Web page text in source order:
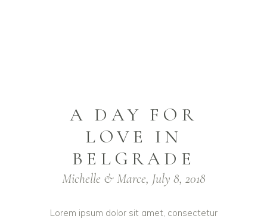
A DAY FOR
LOVE IN
BELGRADE
Michelle & Marce, July 8, 2018
Lorem ipsum dolor sit amet, consectetur